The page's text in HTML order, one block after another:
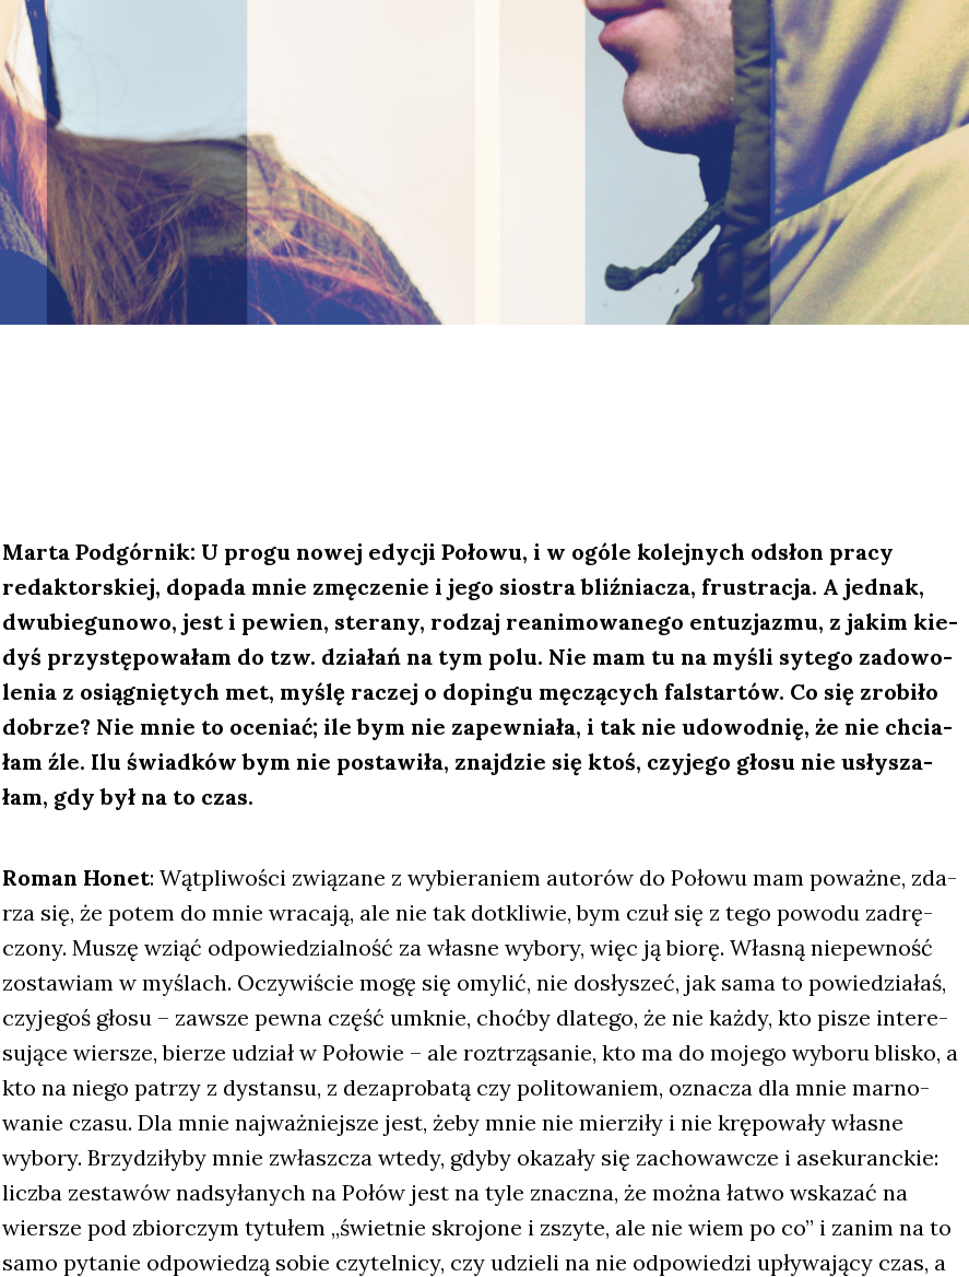
Mar­ta Pod­gór­nik: U pro­gu nowej edy­cji Poło­wu, i w ogó­le kolej­nych odsłon pra­cy
redak­tor­skiej, dopa­da mnie zmę­cze­nie i jego sio­stra bliź­nia­cza, fru­stra­cja. A jed­nak,
dwu­bie­gu­no­wo, jest i pewien, ste­ra­ny, rodzaj reani­mo­wa­ne­go entu­zja­zmu, z jakim kie­
dyś przy­stę­po­wa­łam do tzw. dzia­łań na tym polu. Nie mam tu na myśli syte­go zado­wo­
le­nia z osią­gnię­tych met, myślę raczej o dopin­gu męczą­cych fal­star­tów. Co się zro­bi­ło
dobrze? Nie mnie to oce­niać; ile bym nie zapew­nia­ła, i tak nie udo­wod­nię, że nie chcia­
łam źle. Ilu świad­ków bym nie posta­wi­ła, znaj­dzie się ktoś, czy­je­go gło­su nie usły­sza­
łam, gdy był na to czas.
Roman Honet: Wąt­pli­wo­ści zwią­za­ne z wybie­ra­niem auto­rów do Poło­wu mam poważ­ne, zda­
rza się, że potem do mnie wra­ca­ją, ale nie tak dotkli­wie, bym czuł się z tego powo­du zadrę­
czo­ny. Muszę wziąć odpo­wie­dzial­ność za wła­sne wybo­ry, więc ją bio­rę. Wła­sną nie­pew­ność
zosta­wiam w myślach. Oczy­wi­ście mogę się omy­lić, nie dosły­szeć, jak sama to powie­dzia­łaś,
czy­je­goś gło­su – zawsze pew­na część umknie, choć­by dla­te­go, że nie każ­dy, kto pisze inte­re­
su­ją­ce wier­sze, bie­rze udział w Poło­wie – ale roz­trzą­sa­nie, kto ma do moje­go wybo­ru bli­sko, a
kto na nie­go patrzy z dystan­su, z dez­apro­ba­tą czy poli­to­wa­niem, ozna­cza dla mnie mar­no­
wa­nie cza­su. Dla mnie naj­waż­niej­sze jest, żeby mnie nie mier­zi­ły i nie krę­po­wa­ły wła­sne
wybo­ry. Brzy­dzi­ły­by mnie zwłasz­cza wte­dy, gdy­by oka­za­ły się zacho­waw­cze i ase­ku­ranc­kie:
licz­ba zesta­wów nad­sy­ła­nych na Połów jest na tyle znacz­na, że moż­na łatwo wska­zać na
wier­sze pod zbior­czym tytu­łem „świet­nie skro­jo­ne i zszy­te, ale nie wiem po co” i zanim na to
samo pyta­nie odpo­wie­dzą sobie czy­tel­ni­cy, czy udzie­li na nie odpo­wie­dzi upły­wa­ją­cy czas, a